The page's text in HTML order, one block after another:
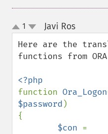
up
down
1 Javi Ros¶
Here are the
functions from
function Ora_Logon
$password )
{
$con